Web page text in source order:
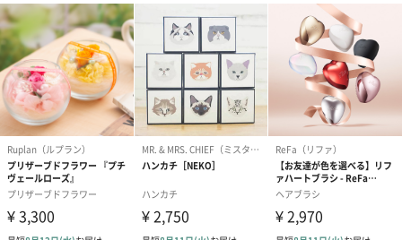
お届けボックスオプション
配送用のダンボールを装飾いたします。お相手のご住所に直接お
送りする際に人気のオプションです。お相手に直接手渡しする場
合は、紙袋との併用もおすすめです。